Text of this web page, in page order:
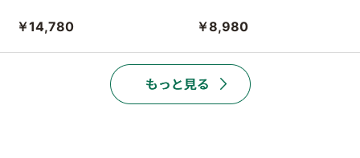
￥14,780 ￥8,980